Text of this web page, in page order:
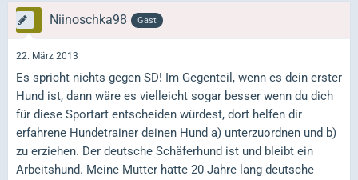
Niinoschka98 Gast
22. März 2013
Es spricht nichts gegen SD! Im Gegenteil, wenn es dein erster
Hund ist, dann wäre es vielleicht sogar besser wenn du dich
für diese Sportart entscheiden würdest, dort helfen dir
erfahrene Hundetrainer deinen Hund a) unterzuordnen und b)
zu erziehen. Der deutsche Schäferhund ist und bleibt ein
Arbeitshund. Meine Mutter hatte 20 Jahre lang deutsche